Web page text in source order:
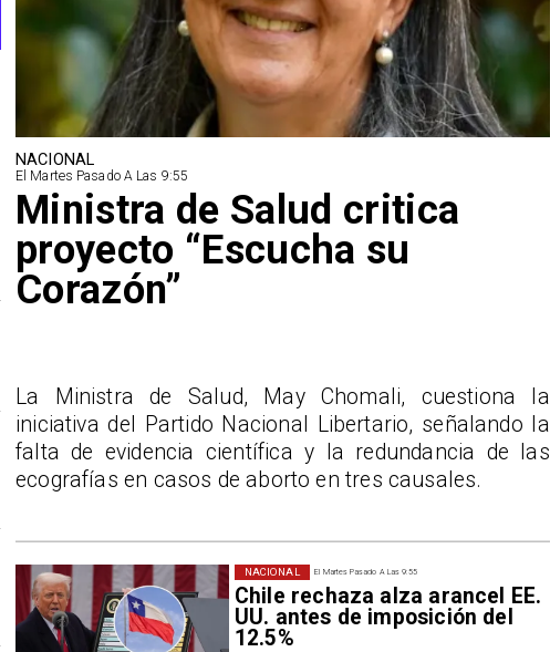
El Martes Pasado A Las 9:55
Chile rechaza alza arancel EE.
UU. antes de imposición del
12.5%
NACIONAL
NACIONAL
El Martes Pasado A Las 9:55
Ministra de Salud critica
proyecto “Escucha su
Corazón”
La Ministra de Salud, May Chomali, cuestiona la
iniciativa del Partido Nacional Libertario, señalando la
falta de evidencia científica y la redundancia de las
ecografías en casos de aborto en tres causales.